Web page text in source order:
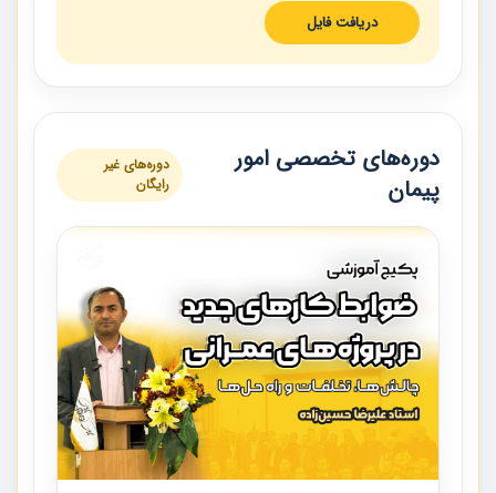
دریافت فایل
دوره‌های تخصصی امور
پیمان
دوره‌های غیر
رایگان